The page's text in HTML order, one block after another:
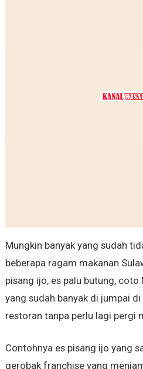
Mungkin banyak yang sudah
beberapa ragam makanan
pisang ijo, es palu butung,
yang sudah banyak di jumpai
restoran tanpa perlu lagi pergi
Contohnya es pisang ijo yang
gerobak franchise yang